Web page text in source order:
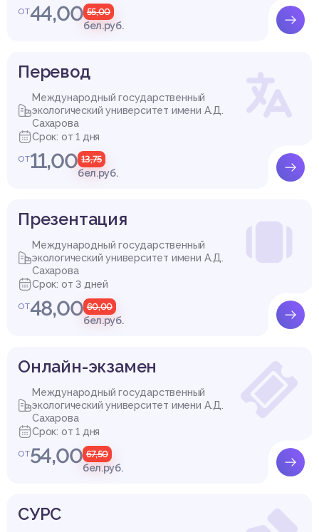
от44,00 55,00
бел.руб.
Перевод
Международный государственный
экологический университет имени А.Д.
Сахарова
Срок: от 1 дня
от11,00 13,75
бел.руб.
Презентация
Международный государственный
экологический университет имени А.Д.
Сахарова
Срок: от 3 дней
от48,00 60,00
бел.руб.
Онлайн-экзамен
Международный государственный
экологический университет имени А.Д.
Сахарова
Срок: от 1 дня
от54,00 67,50
бел.руб.
СУРС